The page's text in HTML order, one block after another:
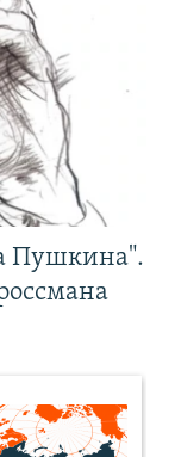
Пушкина".